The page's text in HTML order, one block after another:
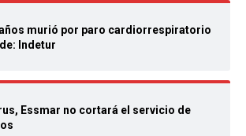
murió por paro cardiorrespiratorio
Indetur
Essmar no cortará el servicio de